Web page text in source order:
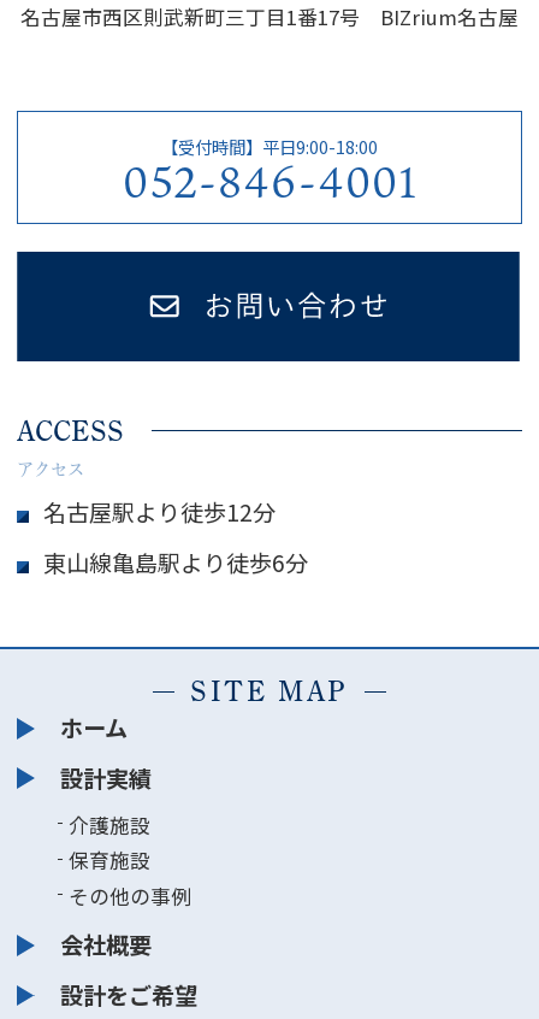
名古屋市西区則武新町三丁目1番17号 BIZrium名古屋
【受付時間】平日9:00-18:00
052-846-4001
ACCESS
アクセス
名古屋駅より徒歩12分
東山線亀島駅より徒歩6分
SITE MAP
ホーム
設計実績
介護施設
保育施設
その他の事例
会社概要
設計をご希望